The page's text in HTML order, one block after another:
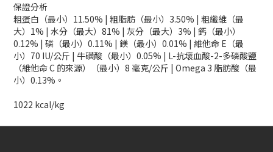
保證分析
粗蛋白（最小）11.50% | 粗脂肪（最小）3.50% | 粗纖維（最
大）1% | 水分（最大）81% | 灰分（最大）3% | 鈣（最小）
0.12% | 磷（最小）0.11% | 鎂（最小）0.01% | 維他命 E（最
小）70 IU/公斤 | 牛磺酸（最小）0.05% | L-抗壞血酸-2-多磷酸鹽
（維他命 C 的來源）（最小）8 毫克/公斤 | Omega 3 脂肪酸（最
小）0.13%。
1022 kcal/kg